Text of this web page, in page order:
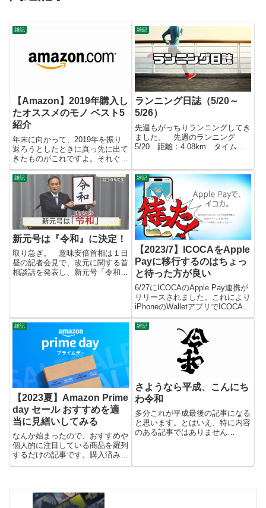
雑記
【Amazon】2019年購入し
たオススメのモノ ベスト5
紹介
年末に向かって、2019年を振り
返ろうとしたときに真っ先に出て
きたものがこれですよ。それぐら
い2019年はAmazonにお世話にな
ったのですが、その中でも自分が
良い買いものをしたと思うものを
紹介したいと思います。また、価
格は2000円前後に...
雑記
ランニング日誌（5/20～
5/26）
先週もがっちりランニングしてき
ました。 先週のランニング
5/20 距離：4.08km タイム：
4.12km タイム：23:16 5/24
距離：4.12km タイ...
雑記
新元号は『令和』に決定！
取り急ぎ。 意味安倍首相は１日
昼の記者会見で、改元に関する首
相談話を発表し、新元号「令和」
しては、１２００年あまり前に
編...
雑記
【2023/7】ICOCAをApple
Payに移行するのはちょっ
と待った方が良い
6/27にICOCAのApple Pay連携が
リリースされました。これにより
iPhoneのWalletアプリでICOCAを
管理することができるようにな
り、完全に財布を持ち歩かなくて
も生活できるようになった・・・
と思いましたが、このICOCA...
雑記
【2023夏】Amazon Prime
day セール おすすめを適
当に見繕いしてみる
なんか始まったので、おすすめや
個人的に注目している商品を羅列
するだけの記事です。購入済みで
おすすめできるものにはそのよう
もので別に使ったことないものな
ので注意・・ セール期間202...
雑記
さようなら平成、こんにち
わ令和
多分これが平成最後の記事になる
と思います。とはいえ、特に内容
のある記事ではありません